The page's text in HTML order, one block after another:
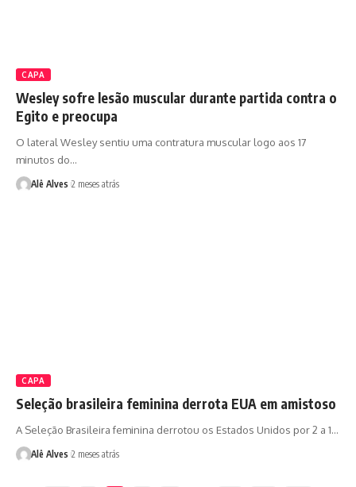
CAPA
Wesley sofre lesão muscular durante partida contra o
Egito e preocupa
O lateral Wesley sentiu uma contratura muscular logo aos 17
minutos do…
Alê Alves 2 meses atrás
CAPA
Seleção brasileira feminina derrota EUA em amistoso
A Seleção Brasileira feminina derrotou os Estados Unidos por 2 a 1…
Alê Alves 2 meses atrás